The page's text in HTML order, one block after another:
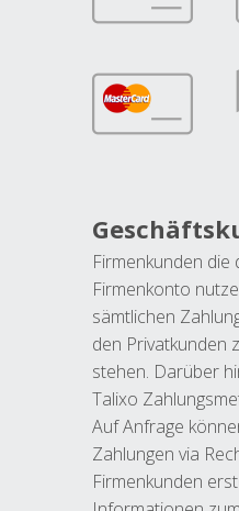
Firmenkunden die
Firmenkonto
sämtlichen
den Privatkunden
stehen. Darüber
Talixo
Auf Anfrage
Zahlungen via
Firmenkunden